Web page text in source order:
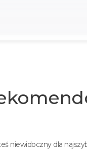
niewidoczny dla